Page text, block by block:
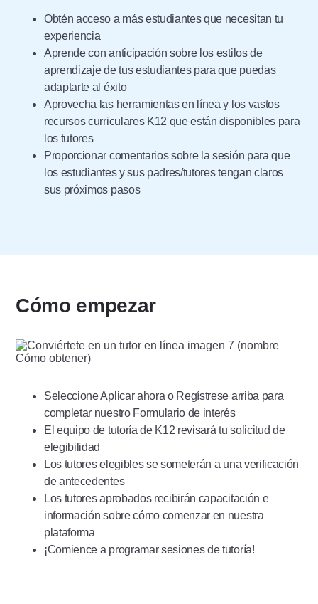
Obtén acceso a más estudiantes que necesitan tu
experiencia
Aprende con anticipación sobre los estilos de
aprendizaje de tus estudiantes para que puedas
adaptarte al éxito
Aprovecha las herramientas en línea y los vastos
recursos curriculares K12 que están disponibles para
los tutores
Proporcionar comentarios sobre la sesión para que
los estudiantes y sus padres/tutores tengan claros
sus próximos pasos
Cómo empezar
Seleccione Aplicar ahora o Regístrese arriba para
completar nuestro Formulario de interés
El equipo de tutoría de K12 revisará tu solicitud de
elegibilidad
Los tutores elegibles se someterán a una verificación
de antecedentes
Los tutores aprobados recibirán capacitación e
información sobre cómo comenzar en nuestra
plataforma
¡Comience a programar sesiones de tutoría!